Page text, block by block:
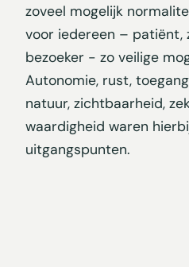
zoveel mogelijk
voor iedereen – patiënt,
bezoeker - zo veilige
Autonomie, rust,
natuur, zichtbaarheid,
waardigheid waren
uitgangspunten.